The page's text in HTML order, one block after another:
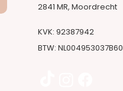
2841 MR, Moordrecht​
KVK: 92387942
BTW: NL004953037B60